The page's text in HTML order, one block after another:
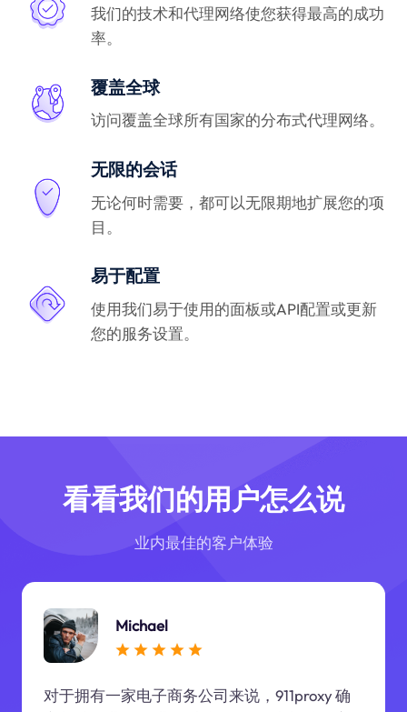
我们的技术和代理网络使您获得最高的成功
率。
覆盖全球
访问覆盖全球所有国家的分布式代理网络。
无限的会话
无论何时需要，都可以无限期地扩展您的项
目。
易于配置
使用我们易于使用的面板或API配置或更新
您的服务设置。
看看我们的用户怎么说
业内最佳的客户体验
Michael
对于拥有一家电子商务公司来说，911proxy 确